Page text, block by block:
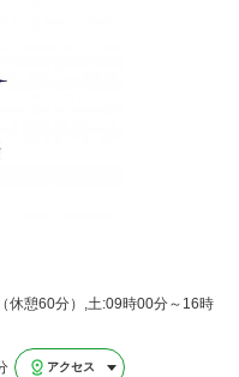
休憩60分）,土:09時00分～16時
アクセス